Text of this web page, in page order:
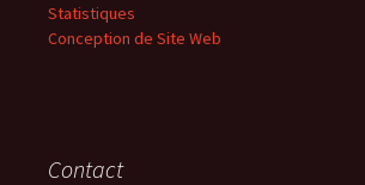
Statistiques
Conception de Site Web
Contact